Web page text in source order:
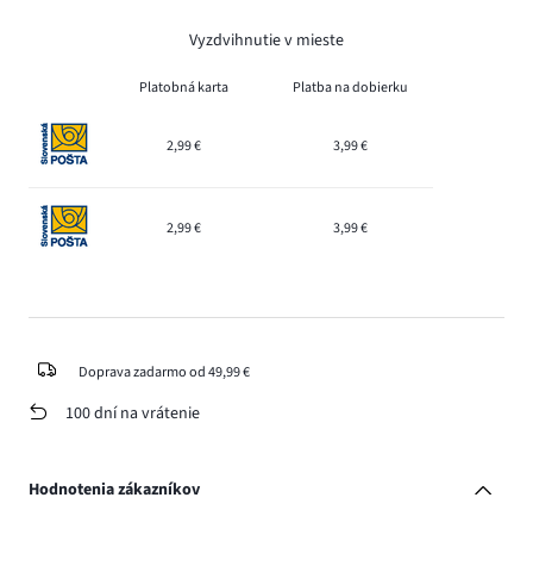
Vyzdvihnutie v mieste
Platobná karta Platba na dobierku
2,99 € 3,99 €
2,99 € 3,99 €
Doprava zadarmo od 49,99 €
100 dní na vrátenie
Hodnotenia zákazníkov